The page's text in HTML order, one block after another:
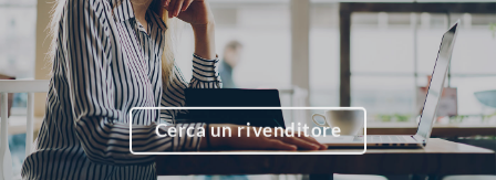
Cerca un rivenditore